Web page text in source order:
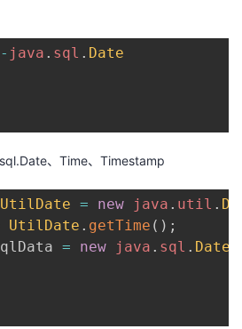
- java . sql . Date
、Time、Timestamp
UtilDate = new java . util .
UtilDate . getTime ( ) ;
= new java . sql . Date